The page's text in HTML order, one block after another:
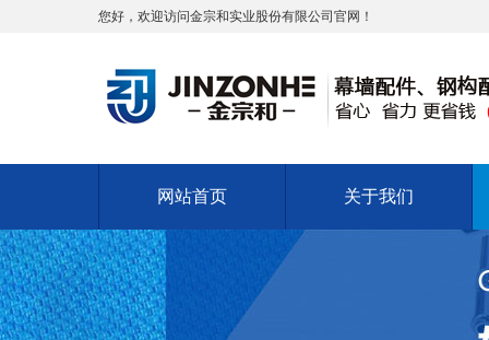
您好，欢迎访问金宗和实业股份有限公司官网！
网站首页 关于我们